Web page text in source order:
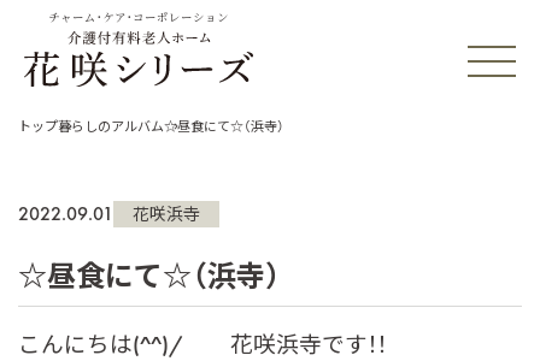
チャーム・ケア・コーポレーション
トップ暮らしのアルバム☆昼食にて☆（浜寺）
2022.09.01 花咲浜寺
☆昼食にて☆（浜寺）
こんにちは(^^)/ 花咲浜寺です！！